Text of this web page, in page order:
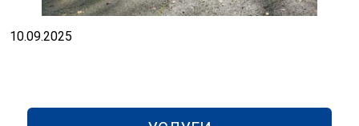
10.09.2025